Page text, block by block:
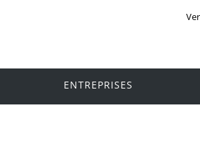
ENTREPRISES